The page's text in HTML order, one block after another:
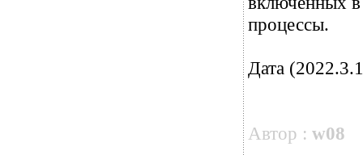
процессы.
Дата
Автор : w08